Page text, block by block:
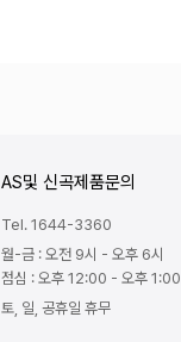
AS및 신곡제품문의
Tel. 1644-3360
월-금 : 오전 9시 - 오후 6시
점심 : 오후 12:00 - 오후 1:00
토, 일, 공휴일 휴무